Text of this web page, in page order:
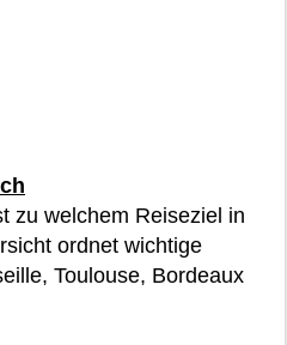
zu welchem Reiseziel in
ordnet wichtige
Toulouse, Bordeaux